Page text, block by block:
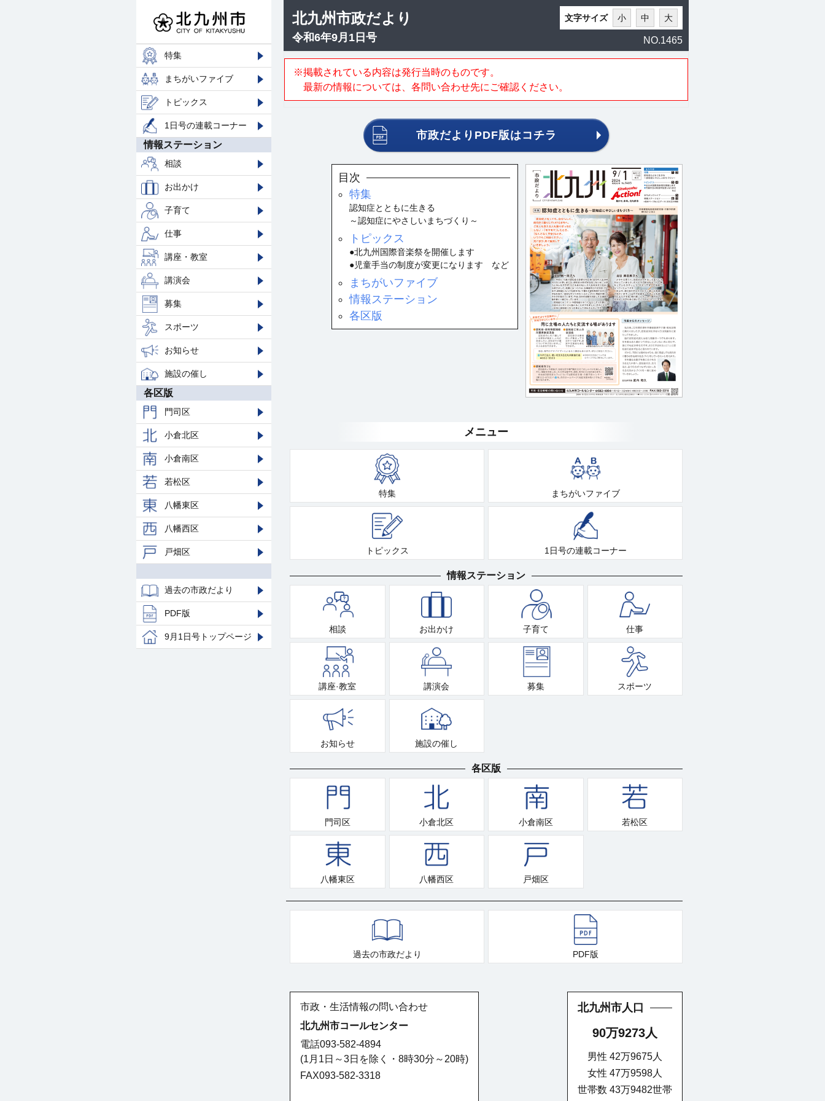
特集
まちがいファイブ
トピックス
1日号の連載コーナー
情報ステーション
相談
お出かけ
子育て
仕事
講座・教室
講演会
募集
スポーツ
お知らせ
施設の催し
各区版
門司区
小倉北区
小倉南区
若松区
八幡東区
八幡西区
戸畑区
過去の市政だより
PDF版
9月1日号トップページ
北九州市政だより
令和6年9月1日号 NO.1465
文字サイズ 小 中 大
※掲載されている内容は発行当時のものです。
最新の情報については、各問い合わせ先にご確認ください。
市政だよりPDF版はコチラ
目次
特集
認知症とともに生きる
～認知症にやさしいまちづくり～
トピックス
●北九州国際音楽祭を開催します
●児童手当の制度が変更になります など
まちがいファイブ
情報ステーション
各区版
メニュー
特集 まちがいファイブ
トピックス 1日号の連載コーナー
情報ステーション
相談 お出かけ 子育て 仕事
講座·教室 講演会 募集 スポーツ
お知らせ 施設の催し
各区版
門司区 小倉北区 小倉南区 若松区
八幡東区 八幡西区 戸畑区
過去の市政だより PDF版
市政・生活情報の問い合わせ
北九州市コールセンター
電話093-582-4894
(1月1日～3日を除く・8時30分～20時)
FAX093-582-3318
北九州市人口
90万9273人
男性 42万9675人
女性 47万9598人
世帯数 43万9482世帯